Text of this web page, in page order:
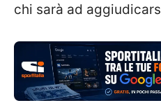
chi sarà ad